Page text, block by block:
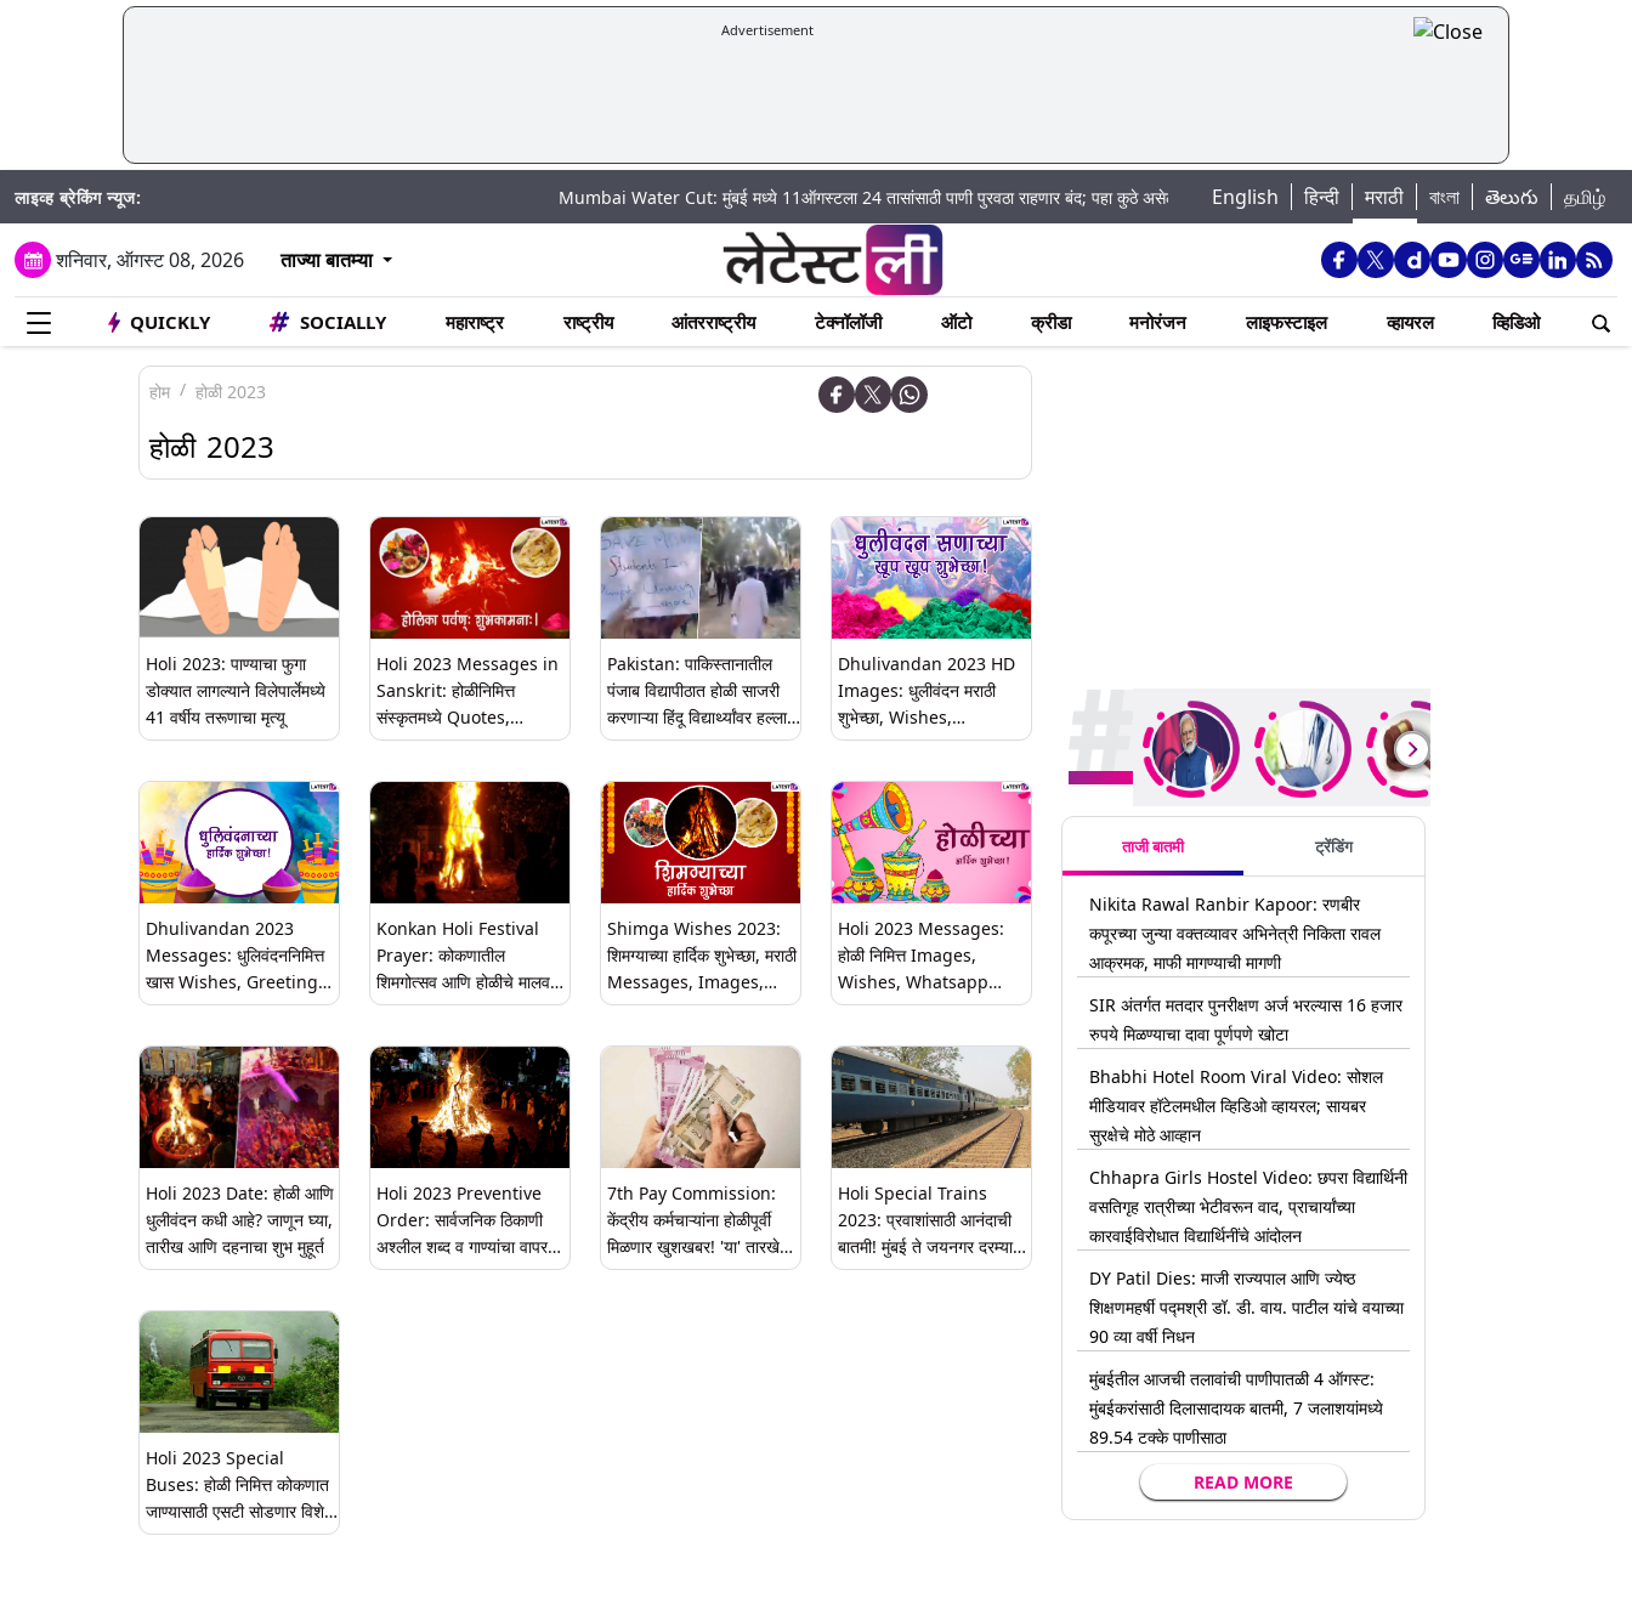
Advertisement
लाइव्ह ब्रेकिंग न्यूज: Mumbai Water Cut: मुंबई मध्ये 11ऑगस्टला 24 तासांसाठी पाणी पुरवठा राहणार बंद; पहा कुठे असेल पाणी बंद| Madhur Satta Matka: मधूर सट्टा मटका बद्दल काही गोष्टी घ्या
English हिन्दी मराठी বাংলা తెలుగు தமிழ்
शनिवार, ऑगस्ट 08, 2026 ताज्या बातम्या
QUICKLY SOCIALLY महाराष्ट्र राष्ट्रीय आंतरराष्ट्रीय टेक्नॉलॉजी ऑटो क्रीडा मनोरंजन लाइफस्टाइल व्हायरल व्हिडिओ
होम होळी 2023
होळी 2023
Holi 2023: पाण्याचा फुगा
डोक्यात लागल्याने विलेपार्लेमध्ये
41 वर्षीय तरूणाचा मृत्यू
Holi 2023 Messages in
Sanskrit: होळीनिमित्त
संस्कृतमध्ये Quotes,
WhatsApp Wishes, GIF
करून द्या खास शुभेच्छा!
Pakistan: पाकिस्तानातील
पंजाब विद्यापीठात होळी साजरी
करणाऱ्या हिंदू विद्यार्थ्यांवर हल्ला,
15 जखमी
Dhulivandan 2023 HD
Images: धुलीवंदन मराठी
शुभेच्छा, Wishes,
Messages, Whatsapp
रंगाचा उत्सव
Dhulivandan 2023
Messages: धुलिवंदननिमित्त
खास Wishes, Greetings,
Images शेअर करून साजरी
Konkan Holi Festival
Prayer: कोकणातील
शिमगोत्सव आणि होळीचे मालवणी
गाऱ्हाणे प्रार्थना गाऊन
सण
Shimga Wishes 2023:
शिमग्याच्या हार्दिक शुभेच्छा, मराठी
Messages, Images,
Whatsapp Status च्या
नातेवाईकांना द्या शुभेच्छा
Holi 2023 Messages:
होळी निमित्त Images,
Wishes, Whatsapp
Status, Quotes,
मंगलमय दिवसाच्या शुभेच्छा!
Holi 2023 Date: होळी आणि
धुलीवंदन कधी आहे? जाणून घ्या,
तारीख आणि दहनाचा शुभ मुहूर्त
Holi 2023 Preventive
Order: सार्वजनिक ठिकाणी
अश्लील शब्द व गाण्यांचा वापर
केल्यास होऊ शकते कारवाई;
7th Pay Commission:
केंद्रीय कर्मचाऱ्यांना होळीपूर्वी
मिळणार खुशखबर! 'या' तारखेला
होणार मोठी घोषणा
Holi Special Trains
2023: प्रवाशांसाठी आनंदाची
बातमी! मुंबई ते जयनगर दरम्यान
धावणार 6 होळी स्पेशल ट्रेन
Holi 2023 Special
Buses: होळी निमित्त कोकणात
जाण्यासाठी एसटी सोडणार विशेष
गाड्या
ताजी बातमी ट्रेंडिंग
Nikita Rawal Ranbir Kapoor: रणबीर
कपूरच्या जुन्या वक्तव्यावर अभिनेत्री निकिता रावल
आक्रमक, माफी मागण्याची मागणी
SIR अंतर्गत मतदार पुनरीक्षण अर्ज भरल्यास 16 हजार
रुपये मिळण्याचा दावा पूर्णपणे खोटा
Bhabhi Hotel Room Viral Video: सोशल
मीडियावर हॉटेलमधील व्हिडिओ व्हायरल; सायबर
सुरक्षेचे मोठे आव्हान
Chhapra Girls Hostel Video: छपरा विद्यार्थिनी
वसतिगृह रात्रीच्या भेटीवरून वाद, प्राचार्यांच्या
कारवाईविरोधात विद्यार्थिनींचे आंदोलन
DY Patil Dies: माजी राज्यपाल आणि ज्येष्ठ
शिक्षणमहर्षी पद्मश्री डॉ. डी. वाय. पाटील यांचे वयाच्या
90 व्या वर्षी निधन
मुंबईतील आजची तलावांची पाणीपातळी 4 ऑगस्ट:
मुंबईकरांसाठी दिलासादायक बातमी, 7 जलाशयांमध्ये
89.54 टक्के पाणीसाठा
READ MORE